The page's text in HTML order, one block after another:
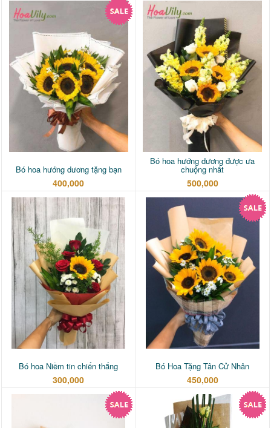
Bó hoa hướng dương tặng bạn
400,000
Bó hoa hướng dương được ưa
chuộng nhất
500,000
Bó hoa Niềm tin chiến thắng
300,000
Bó Hoa Tặng Tân Cử Nhân
450,000